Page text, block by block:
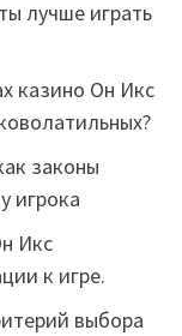
лучше играть
казино Он Икс
законы
игрока
Икс
к игре.
выбора